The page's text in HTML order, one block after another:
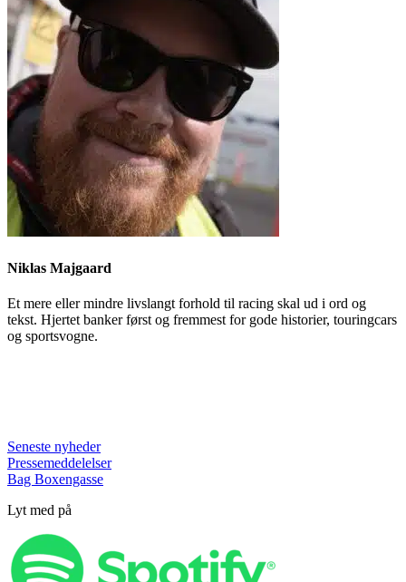
Niklas Majgaard
Et mere eller mindre livslangt forhold til racing skal ud i ord og
tekst. Hjertet banker først og fremmest for gode historier, touringcars
og sportsvogne.
Seneste nyheder
Pressemeddelelser
Bag Boxengasse
Lyt med på